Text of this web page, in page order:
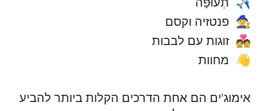
🧙 פנטזיה וקסם
💑 זוגות עם לבבות
👋 מחוות
אימוג'ים הם אחת הדרכים הקלות ביותר להביע